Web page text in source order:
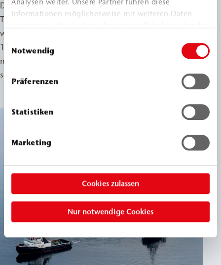
Analysen weiter. Unsere Partner führen diese
Informationen möglicherweise mit weiteren Daten
haben.
Notwendig
Präferenzen
Statistiken
Marketing
Cookies zulassen
Nur notwendige Cookies
Die Verpressarbeiten an der Alpha-Plattform dauerten vier
Tage und wurden erfolgreich abgeschlossen. Insgesamt
wurden knapp 700 kg WEBAC 151 injiziert,
16.000 Tonnen Stahlbeton aus dem Meer geborgen und
nach der Verpressung umweltgerecht zurückgebaut
sowie für die Wiederverwertung aufbereitet.